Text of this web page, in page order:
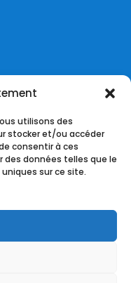
utilisons des
stocker et/ou accéder
consentir à ces
données telles que le
sur ce site.